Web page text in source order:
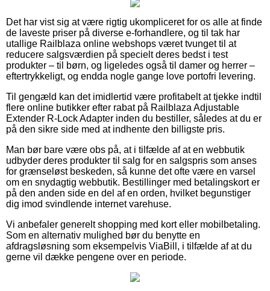
Det har vist sig at være rigtig ukompliceret for os alle at finde
de laveste priser på diverse e-forhandlere, og til tak har
utallige Railblaza online webshops været tvunget til at
reducere salgsværdien på specielt deres bedst i test
produkter – til børn, og ligeledes også til damer og herrer –
eftertrykkeligt, og endda nogle gange love portofri levering.
Til gengæld kan det imidlertid være profitabelt at tjekke indtil
flere online butikker efter rabat på Railblaza Adjustable
Extender R-Lock Adapter inden du bestiller, således at du er
på den sikre side med at indhente den billigste pris.
Man bør bare være obs på, at i tilfælde af at en webbutik
udbyder deres produkter til salg for en salgspris som anses
for grænseløst beskeden, så kunne det ofte være en varsel
om en snydagtig webbutik. Bestillinger med betalingskort er
på den anden side en del af en orden, hvilket begunstiger
dig imod svindlende internet varehuse.
Vi anbefaler generelt shopping med kort eller mobilbetaling.
Som en alternativ mulighed bør du benytte en
afdragsløsning som eksempelvis ViaBill, i tilfælde af at du
gerne vil dække pengene over en periode.